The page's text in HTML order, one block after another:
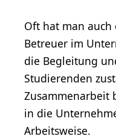
Oft hat man
Betreuer im
die Begleitung
Studierenden
Zusammenarbeit
in die
Arbeitsweise.